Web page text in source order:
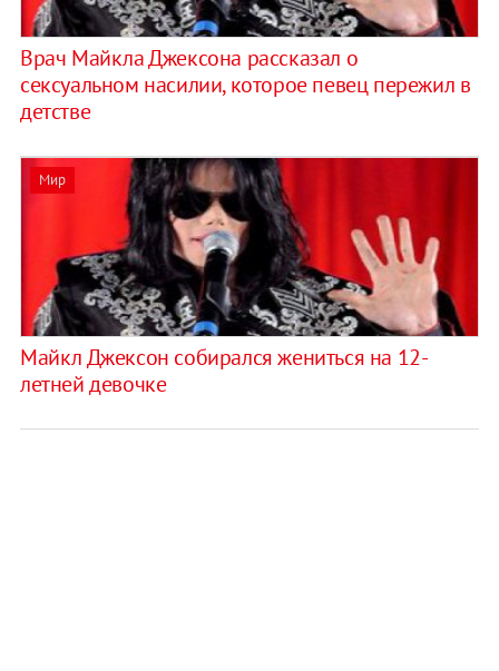
Врач Майкла Джексона рассказал о
сексуальном насилии, которое певец пережил в
детстве
Мир
Майкл Джексон собирался жениться на 12-
летней девочке